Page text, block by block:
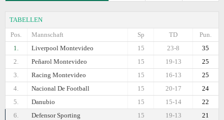
TABELLEN
Pos.
Mannschaft Pun.
TD
Sp
1.
Liverpool Montevideo 35
23-8
15
2.
Peñarol Montevideo 25
19-13
15
3.
Racing Montevideo 25
16-13
15
4.
Nacional De Football 24
20-17
15
5.
Danubio 22
15-14
15
6.
Defensor Sporting 21
19-13
15